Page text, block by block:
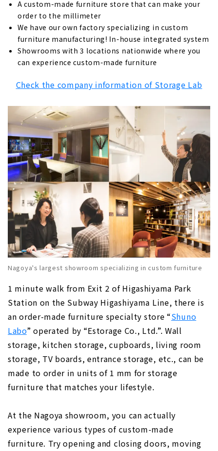
A custom-made furniture store that can make your
order to the millimeter
We have our own factory specializing in custom
furniture manufacturing! In-house integrated system
Showrooms with 3 locations nationwide where you
can experience custom-made furniture
Check the company information of Storage Lab
Nagoya's largest showroom specializing in custom furniture
1 minute walk from Exit 2 of Higashiyama Park
Station on the Subway Higashiyama Line, there is
an order-made furniture specialty store “Shuno
Labo” operated by “Estorage Co., Ltd.”. Wall
storage, kitchen storage, cupboards, living room
storage, TV boards, entrance storage, etc., can be
made to order in units of 1 mm for storage
furniture that matches your lifestyle.
At the Nagoya showroom, you can actually
experience various types of custom-made
furniture. Try opening and closing doors, moving